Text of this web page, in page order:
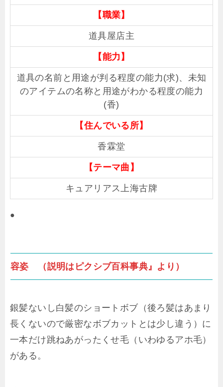
【職業】
道具屋店主
【能力】
道具の名前と用途が判る程度の能力(求)、未知
のアイテムの名称と用途がわかる程度の能力
(香)
【住んでいる所】
香霖堂
【テーマ曲】
キュアリアス上海古牌
●
容姿 （説明はピクシブ百科事典』より）
銀髪ないし白髪のショートボブ（後ろ髪はあまり
長くないので厳密なボブカットとは少し違う）に
一本だけ跳ねあがったくせ毛（いわゆるアホ毛）
がある。